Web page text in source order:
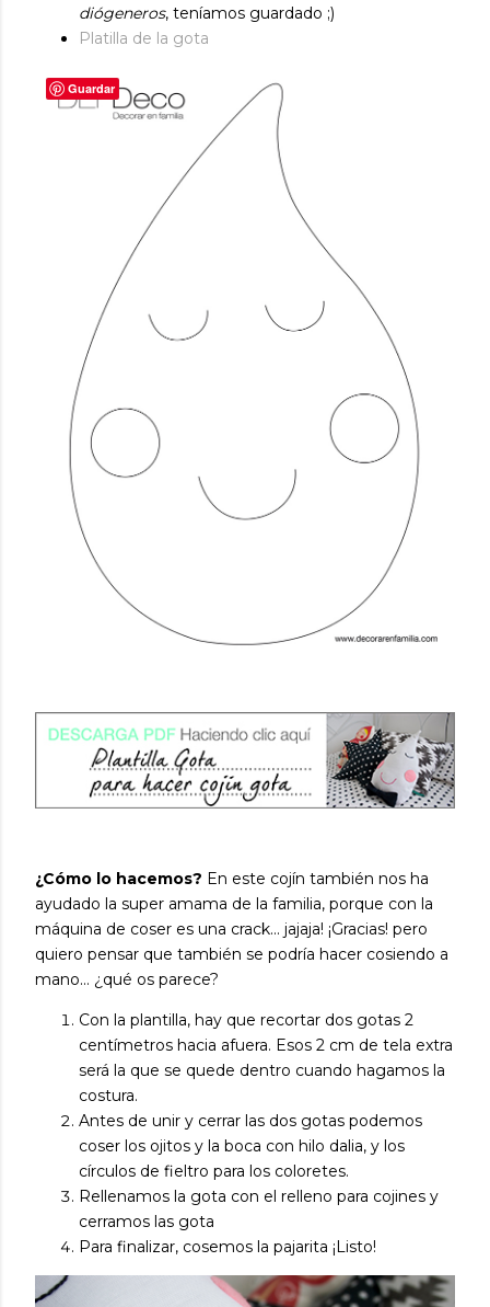
diógeneros, teníamos guardado ;)
P latilla de la gota
¿Cómo lo hacemos? En este cojín también nos ha
ayudado la super amama de la familia, porque con la
máquina de coser es una crack... jajaja! ¡Gracias! pero
quiero pensar que también se podría hacer cosiendo a
mano... ¿qué os parece?
Con la plantilla, hay que recortar dos gotas 2
centímetros hacia afuera. Esos 2 cm de tela extra
será la que se quede dentro cuando hagamos la
costura.
Antes de unir y cerrar las dos gotas podemos
coser los ojitos y la boca con hilo dalia, y los
círculos de fieltro para los coloretes.
Rellenamos la gota con el relleno para cojines y
cerramos las gota
Para finalizar, cosemos la pajarita ¡Listo!
Guardar